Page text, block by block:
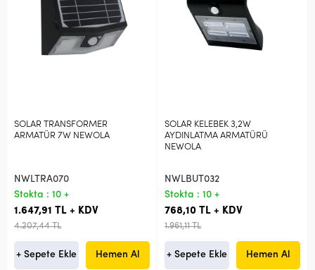
SOLAR TRANSFORMER
ARMATÜR 7W NEWOLA
NWLTRA070
Stokta : 10 +
1.647,91 TL + KDV
4.207,44 TL
+ Sepete Ekle Hemen Al
SOLAR KELEBEK 3,2W
AYDINLATMA ARMATÜRÜ
NEWOLA
NWLBUT032
Stokta : 10 +
768,10 TL + KDV
1.961,11 TL
+ Sepete Ekle Hemen Al